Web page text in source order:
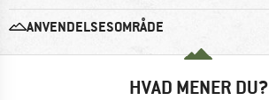
ANVENDELSESOMRÅDE
HVAD MENER DU?